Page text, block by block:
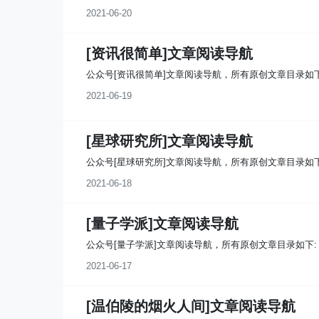
2021-06-20
[资讯很简单]文章阅读导航
公众号[资讯很简单]文章阅读导航，所有原创文章目录如
2021-06-19
[星球研究所]文章阅读导航
公众号[星球研究所]文章阅读导航，所有原创文章目录如
2021-06-18
[量子学派]文章阅读导航
公众号[量子学派]文章阅读导航，所有原创文章目录如下:
2021-06-17
[温伯陵的烟火人间]文章阅读导航